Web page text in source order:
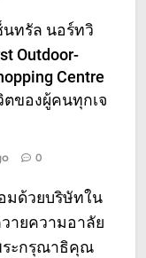
นทรัล นอร์ทวิ
Outdoor-
Centre
ของผู้คนทุกเจ
0
มด้วยบริษัทใน
ายความอาลัย
ระกรุณาธิคุณ